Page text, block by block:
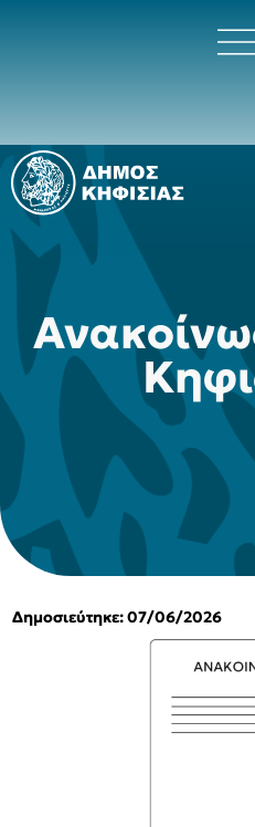
Δημοσιεύτηκε: 07/06/2026